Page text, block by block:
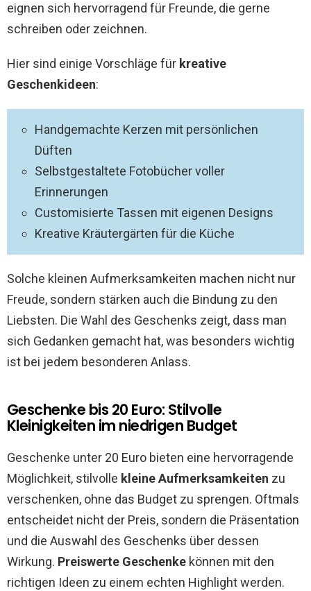
eignen sich hervorragend für Freunde, die gerne
schreiben oder zeichnen.
Hier sind einige Vorschläge für kreative
Geschenkideen:
Handgemachte Kerzen mit persönlichen
Düften
Selbstgestaltete Fotobücher voller
Erinnerungen
Customisierte Tassen mit eigenen Designs
Kreative Kräutergärten für die Küche
Solche kleinen Aufmerksamkeiten machen nicht nur
Freude, sondern stärken auch die Bindung zu den
Liebsten. Die Wahl des Geschenks zeigt, dass man
sich Gedanken gemacht hat, was besonders wichtig
ist bei jedem besonderen Anlass.
Geschenke bis 20 Euro: Stilvolle
Kleinigkeiten im niedrigen Budget
Geschenke unter 20 Euro bieten eine hervorragende
Möglichkeit, stilvolle kleine Aufmerksamkeiten zu
verschenken, ohne das Budget zu sprengen. Oftmals
entscheidet nicht der Preis, sondern die Präsentation
und die Auswahl des Geschenks über dessen
Wirkung. Preiswerte Geschenke können mit den
richtigen Ideen zu einem echten Highlight werden.